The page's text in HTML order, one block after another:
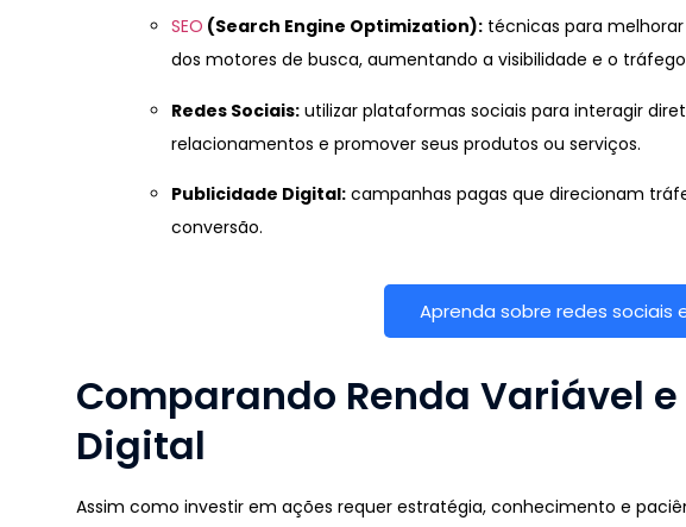
SEO (Search Engine Optimization): técnicas para
dos motores de busca, aumentando a visibilidade e o
Redes Sociais: utilizar plataformas sociais para interagir
relacionamentos e promover seus produtos ou serviços.
Publicidade Digital: campanhas pagas que direcionam
conversão.
Aprenda sobre redes sociais e
Comparando Renda Variável
Digital
Assim como investir em ações requer estratégia, conhecimento e